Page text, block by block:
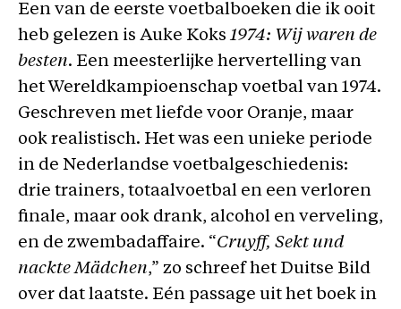
Een van de eerste voetbalboeken die ik ooit
heb gelezen is Auke Koks1974: Wij waren de
besten. Een meesterlijke hervertelling van
het Wereldkampioenschap voetbal van 1974.
Geschreven met liefde voor Oranje, maar
ook realistisch. Het was een unieke periode
in de Nederlandse voetbalgeschiedenis:
drie trainers, totaalvoetbal en een verloren
finale, maar ook drank, alcohol en verveling,
en de zwembadaffaire. “Cruyff, Sekt und
nackte Mädchen,” zo schreef het Duitse Bild
over dat laatste. Eén passage uit het boek in